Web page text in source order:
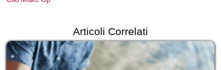
Articoli Correlati